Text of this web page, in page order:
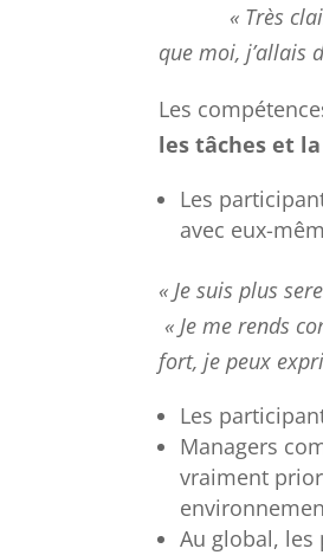
« Très
que moi, j’allais
Les
les tâches et
Les
avec eux-
« Je suis plus
« Je me rends
fort, je peux
Les
Managers
vraiment
Au global,